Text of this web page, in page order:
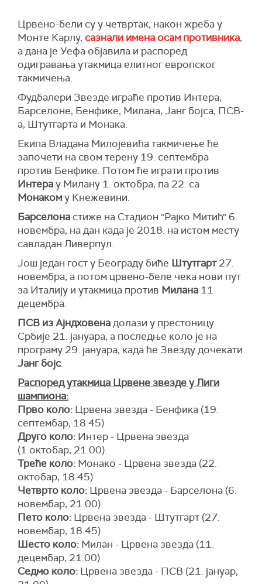
Црвено-бели су у четвртак, након жреба у
Монте Карлу, сазнали имена осам противника,
а дана је Уефа објавила и распоред
одигравања утакмица елитног европског
такмичења.
Фудбалери Звезде играће против Интера,
Барселоне, Бенфике, Милана, Јанг бојса, ПСВ-
а, Штутгарта и Монака.
Екипа Владана Милојевића такмичење ће
започети на свом терену 19. септембра
против Бенфике. Потом ће играти против
Интерау Милану 1. октобра, па 22. са
Монакому Кнежевини.
Барселона стиже на Стадион "Рајко Митић" 6.
новембра, на дан када је 2018. на истом месту
савладан Ливерпул.
Још један гост у Београду биће Штутгарт27.
новембра, а потом црвено-беле чека нови пут
за Италију и утакмица против Милана 11.
децембра.
ПСВ из Ајндховенадолази у престоницу
Србије 21. јануара, а последње коло је на
програму 29. јануара, када ће Звезду дочекати
Јанг бојс.
Распоред утакмица Црвене звезде у Лиги
шампиона:
Прво коло: Црвена звезда - Бенфика (19.
септембар, 18.45)
Друго коло: Интер - Црвена звезда
(1.октобар, 21.00)
Треће коло: Монако - Црвена звезда (22.
октобар, 18.45)
Четврто коло: Црвена звезда - Барселона (6.
новембар, 21.00)
Пето коло: Црвена звезда - Штутгарт (27.
новембар, 18.45)
Шесто коло: Милан - Црвена звезда (11.
децембар, 21.00)
Седмо коло: Црвена звезда - ПСВ (21. јануар,